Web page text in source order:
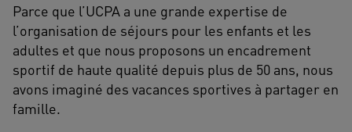
Parce que l’UCPA a une grande expertise de
l’organisation de séjours pour les enfants et les
adultes et que nous proposons un encadrement
sportif de haute qualité depuis plus de 50 ans, nous
avons imaginé des vacances sportives à partager en
famille.